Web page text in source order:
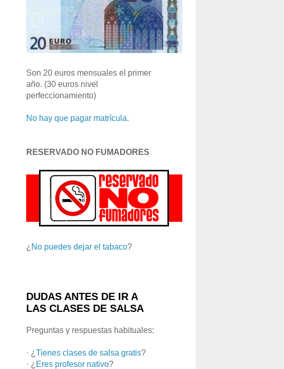
Son 20 euros mensuales el primer
año. (30 euros nivel
perfeccionamiento)
No hay que pagar matrícula.
RESERVADO NO FUMADORES
¿ No puedes dejar el tabaco?
DUDAS ANTES DE IR A
LAS CLASES DE SALSA
Preguntas y respuestas habituales:
· ¿ Tienes clases de salsa gratis?
· ¿ Eres profesor nativo?